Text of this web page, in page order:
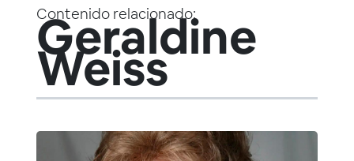
Contenido relacionado:
Geraldine
Weiss